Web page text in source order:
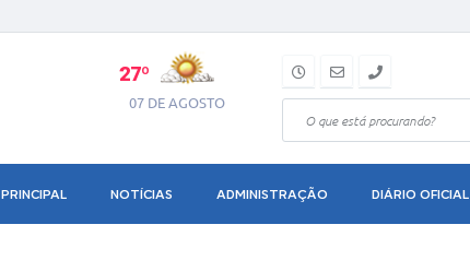
27º
07 DE AGOSTO
PRINCIPAL NOTÍCIAS ADMINISTRAÇÃO DIÁRIO OFICIAL